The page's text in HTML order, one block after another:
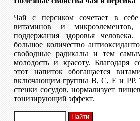
Чай с персиком сочетает в
витаминов и микроэлементов,
поддержания здоровья
большое количество
свободные радикалы и тем
молодость и красоту. Благодаря
этот напиток обогащается
включающим группы В, С, Е и РР.
стенки сосудов, нормализует
тонизирующий эффект.